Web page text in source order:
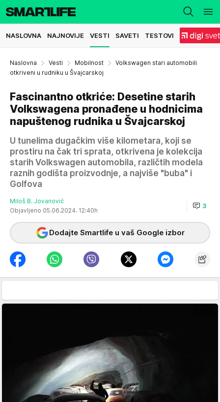
NASLOVNA NAJNOVIJE VESTI SAVETI TESTOVI
Naslovna Vesti Mobilnost
Volkswagen stari automobili
otkriveni u rudniku u Švajcarskoj
Fascinantno otkriće: Desetine starih
Volkswagena pronađene u hodnicima
napuštenog rudnika u Švajcarskoj
U tunelima dugačkim više kilometara, koji se
prostiru na čak tri sprata, otkrivena je kolekcija
starih Volkswagen automobila, različtih modela
raznih godišta proizvodnje, a najviše "buba" i
Golfova
Miloš B. Jovanović
Objavljeno 05.06.2024. 12:40h
3
Dodajte Smartlife u vaš Google izbor